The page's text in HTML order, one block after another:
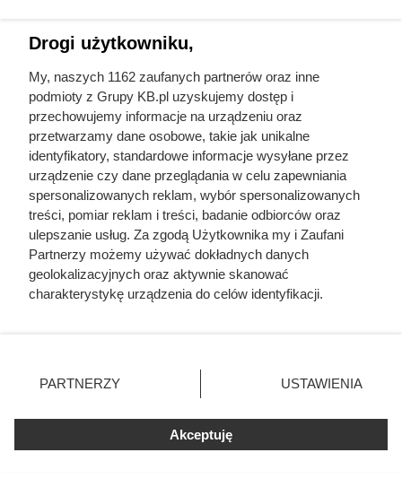
Niezwykły dodatek całkowicie zmienia smak
nalewki
Wygląda jak naturalny kamień lub kostka
brukowa. A to tańsza alternatywa, o której
niewielu pomyśli
Art. 150 Kodeksu cywilnego. Tyle może zrobić
sąsiad z pnączami przy płocie
Polacy masowo rezygnują z kostki brukowej.
Teraz króluje to rozwiązanie
Drogi użytkowniku,
My, naszych 1162 zaufanych partnerów oraz inne
podmioty z Grupy KB.pl uzyskujemy dostęp i
przechowujemy informacje na urządzeniu oraz
przetwarzamy dane osobowe, takie jak unikalne
identyfikatory, standardowe informacje wysyłane przez
urządzenie czy dane przeglądania w celu zapewniania
spersonalizowanych reklam, wybór spersonalizowanych
treści, pomiar reklam i treści, badanie odbiorców oraz
ulepszanie usług. Za zgodą Użytkownika my i Zaufani
Partnerzy możemy używać dokładnych danych
geolokalizacyjnych oraz aktywnie skanować
charakterystykę urządzenia do celów identyfikacji.
zmienić/wycofać klikając przycisk ustawień prywatności
znajdujący się w lewym dolnym rogu strony. Niektóre
użytkownika, ale masz prawo sprzeciwić się takiemu
przetwarzaniu. Preferencje będą miały zastosowania tylko
PARTNERZY USTAWIENIA
Akceptuję